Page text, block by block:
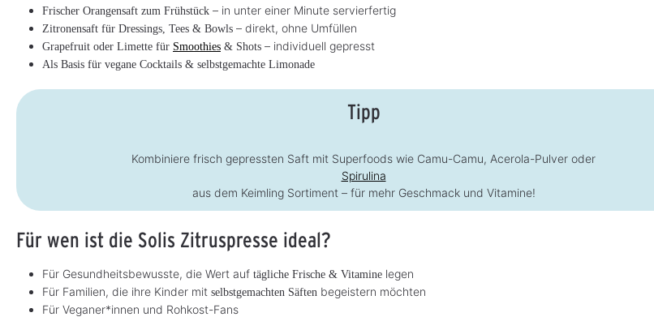
Frischer Orangensaft zum Frühstück – in unter einer Minute servierfertig
Zitronensaft für Dressings, Tees & Bowls – direkt, ohne Umfüllen
Grapefruit oder Limette für Smoothies & Shots – individuell gepresst
Als Basis für vegane Cocktails & selbstgemachte Limonade
Tipp
Kombiniere frisch gepressten Saft mit Superfoods wie Camu-Camu, Acerola-Pulver oder
Spirulina
aus dem Keimling Sortiment – für mehr Geschmack und Vitamine!
Für wen ist die Solis Zitruspresse ideal?
Für Gesundheitsbewusste, die Wert auf tägliche Frische & Vitamine legen
Für Familien, die ihre Kinder mit selbstgemachten Säften begeistern möchten
Für Veganer*innen und Rohkost-Fans